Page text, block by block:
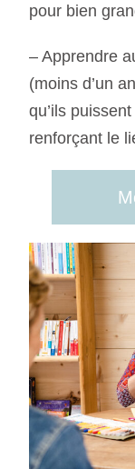
pour bien
– Apprendre
(moins d’un
qu’ils
renforçant le